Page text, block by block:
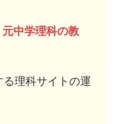
元中学理科の教
理科サイトの運